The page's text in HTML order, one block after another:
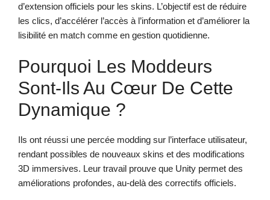
d’extension officiels pour les skins. L’objectif est de réduire
les clics, d’accélérer l’accès à l’information et d’améliorer la
lisibilité en match comme en gestion quotidienne.
Pourquoi Les Moddeurs
Sont-Ils Au Cœur De Cette
Dynamique ?
Ils ont réussi une percée modding sur l’interface utilisateur,
rendant possibles de nouveaux skins et des modifications
3D immersives. Leur travail prouve que Unity permet des
améliorations profondes, au-delà des correctifs officiels.